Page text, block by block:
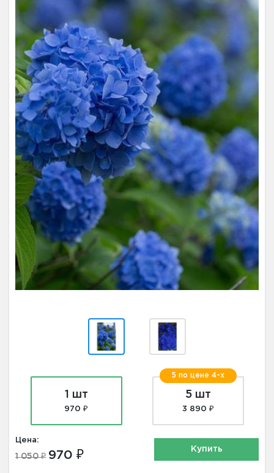
1 шт
970 ₽
5 по цене 4-х
5 шт
3 890 ₽
Цена:
1 050 ₽ 970 ₽
Купить